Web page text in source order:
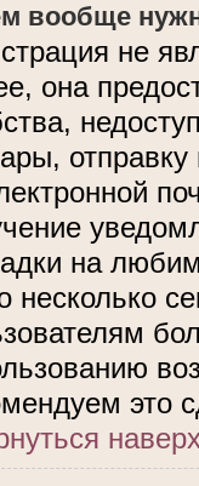
вообще
не
она
на
несколько
это